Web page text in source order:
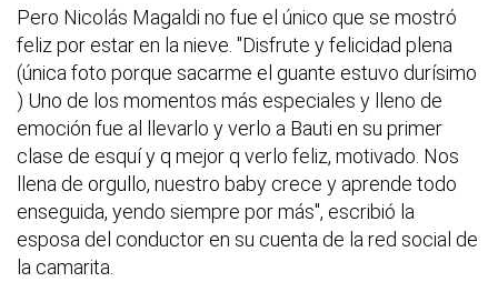
Pero Nicolás Magaldi no fue el único que se mostró
feliz por estar en la nieve. "Disfrute y felicidad plena
(única foto porque sacarme el guante estuvo durísimo
) Uno de los momentos más especiales y lleno de
emoción fue al llevarlo y verlo a Bauti en su primer
clase de esquí y q mejor q verlo feliz, motivado. Nos
llena de orgullo, nuestro baby crece y aprende todo
enseguida, yendo siempre por más", escribió la
esposa del conductor en su cuenta de la red social de
la camarita.